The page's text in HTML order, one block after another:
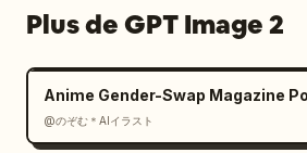
Plus de GPT Image 2
Anime Gender-Swap Magazine
@のぞむ＊AIイラスト